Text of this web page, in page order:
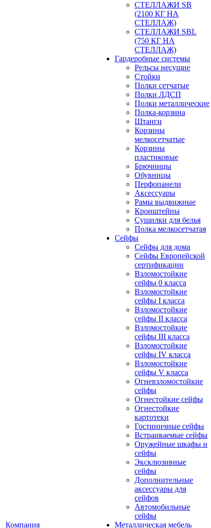
Компания
СТЕЛЛАЖИ SB
(2100 КГ НА
СТЕЛЛАЖ)
СТЕЛЛАЖИ SBL
(750 КГ НА
СТЕЛЛАЖ)
Гардеробные системы
Рельсы несущие
Стойки
Полки сетчатые
Полки ЛДСП
Полки металлические
Полка-корзина
Штанги
Корзины
мелкосетчатые
Корзины
пластиковые
Брючницы
Обувницы
Перфопанели
Аксессуары
Рамы выдвижные
Кронштейны
Сушилки для белья
Полка мелкосетчатая
Сейфы
Сейфы для дома
Сейфы Европейской
сертификации
Взломостойкие
сейфы 0 класса
Взломостойкие
сейфы I класса
Взломостойкие
сейфы II класса
Взломостойкие
сейфы III класса
Взломостойкие
сейфы IV класса
Взломостойкие
сейфы V класса
Огневзломостойкие
сейфы
Огнестойкие сейфы
Огнестойкие
картотеки
Гостиничные сейфы
Встраиваемые сейфы
Оружейные шкафы и
сейфы
Эксклюзивные
сейфы
Дополнительные
аксессуары для
сейфов
Автомобильные
сейфы
Металлическая мебель